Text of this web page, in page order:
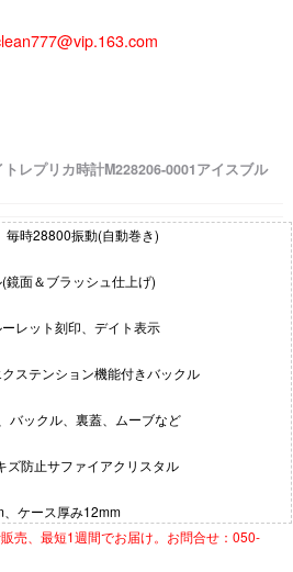
トレプリカ時計M228206-0001アイスブル
毎時28800振動(自動巻き)
面＆ブラッシュ仕上げ)
レット刻印、デイト表示
ステンション機能付きバックル
ックル、裏蓋、ムーブなど
防止サファイアクリスタル
ケース厚み12mm
販売、最短1週間でお届け。お問合せ：050-